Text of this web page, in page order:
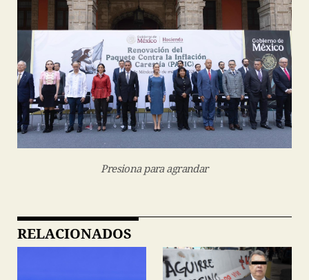
Presiona para agrandar
RELACIONADOS